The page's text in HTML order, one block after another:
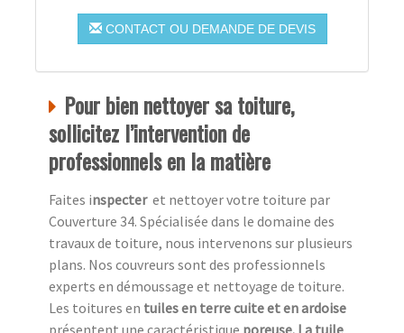
CONTACT OU DEMANDE DE DEVIS
Pour bien nettoyer sa toiture,
sollicitez l’intervention de
professionnels en la matière
Faites inspecter et nettoyer votre toiture par
Couverture 34. Spécialisée dans le domaine des
travaux de toiture, nous intervenons sur plusieurs
plans. Nos couvreurs sont des professionnels
experts en démoussage et nettoyage de toiture.
Les toitures en tuiles en terre cuite et en ardoise